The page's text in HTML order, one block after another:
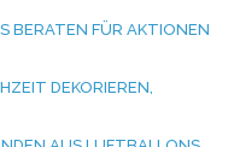
FÜR AKTIONEN W
DEKORIEREN, B